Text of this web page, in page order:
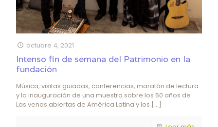
octubre 4, 2021
Intenso fin de semana del Patrimonio en la
fundación
Música, visitas guiadas, conferencias, maratón de lectura
y la inauguración de una muestra sobre los 50 años de
Las venas abiertas de América Latina y los […]